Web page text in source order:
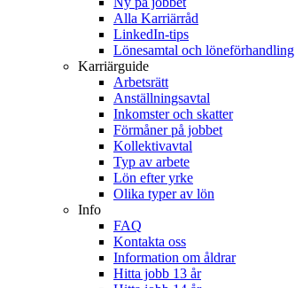
Alla Karriärråd
LinkedIn-tips
Lönesamtal och löneförhandling
Karriärguide
Arbetsrätt
Anställningsavtal
Inkomster och skatter
Förmåner på jobbet
Kollektivavtal
Typ av arbete
Lön efter yrke
Olika typer av lön
Info
FAQ
Kontakta oss
Information om åldrar
Hitta jobb 13 år